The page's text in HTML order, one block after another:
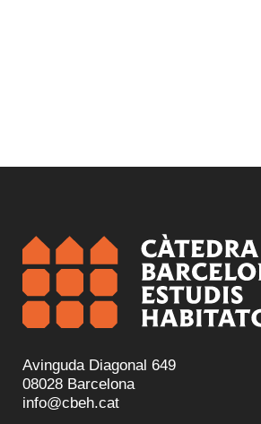
Avinguda Diagonal 649
08028 Barcelona
info@cbeh.cat